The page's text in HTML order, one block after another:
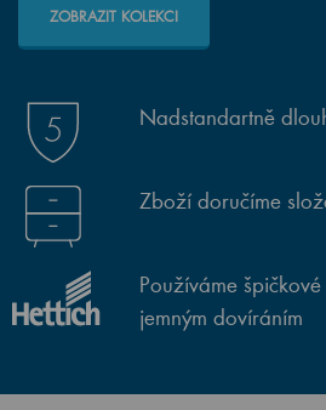
ZOBRAZIT KOLEKCI
Nadstandartně
Zboží doručíme
Používáme
jemným dovíráním